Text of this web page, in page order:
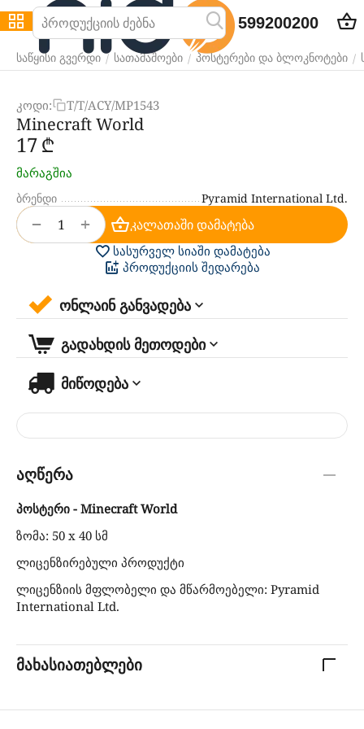
599200200
საწყისი გვერდი / სათამაშოები / პოსტერები და ბლოკნოტები /
კოდი: T/T/ACY/MP1543
Minecraft World
‍17‍₾
მარაგშია
ბრენდი Pyramid International Ltd.
+
− კალათაში დამატება
სასურველ სიაში დამატება
პროდუქციის შედარება
ონლაინ განვადება
გადახდის მეთოდები
მიწოდება
აღწერა
პოსტერი - Minecraft World
ზომა: 50 x 40 სმ
ლიცენზირებული პროდუქტი
ლიცენზიის მფლობელი და მწარმოებელი: Pyramid
International Ltd.
მახასიათებლები